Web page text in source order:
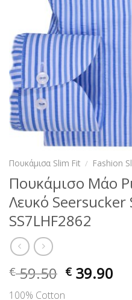
Πουκάμισα Slim Fit / Fashion
Πουκάμισο Μάο
Λευκό Seersucker
SS7LHF2862
€59.50 € 39.90
100% Cotton